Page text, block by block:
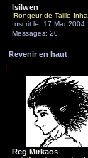
Isilwen
Rongeur de Taille
Inscrit le: 17 Mar 2004
Messages: 20
Revenir en haut
Reg Mirkaos